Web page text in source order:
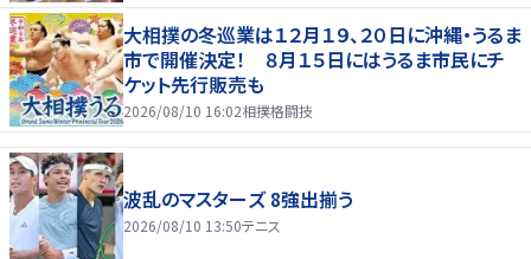
大相撲の冬巡業は１２月１９、２０日に沖縄・うるま
市で開催決定！ ８月１５日にはうるま市民にチ
ケット先行販売も
2026/08/10 16:02相撲格闘技
波乱のマスターズ 8強出揃う
2026/08/10 13:50テニス